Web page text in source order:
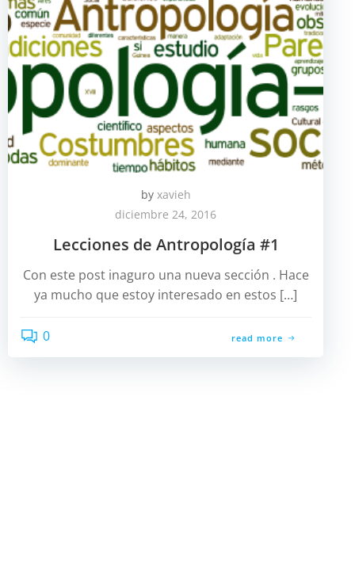
by xavieh
diciembre 24, 2016
Lecciones de Antropología #1
Con este post inaguro una nueva sección . Hace
ya mucho que estoy interesado en estos […]
0 read more